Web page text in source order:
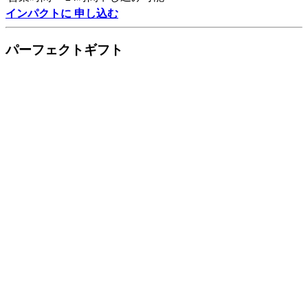
インパクトに 申し込む
パーフェクトギフト